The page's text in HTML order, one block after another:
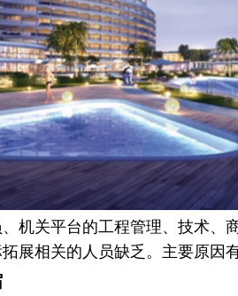
机关平台的工程管理、技术、
展相关的人员缺乏。主要原因